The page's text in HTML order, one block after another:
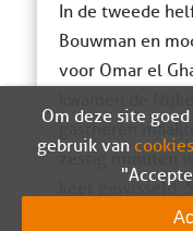
In de tweede
Bouwman en
voor Omar el
gastheren
zestig minuten
keer gewisseld.
mochten eraf
Om deze site
gebruik van cookies